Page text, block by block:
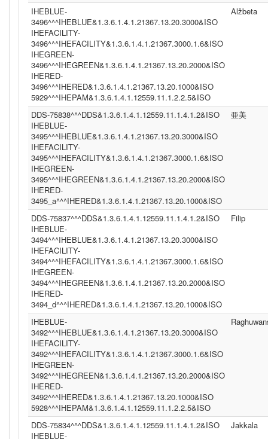
IHEBLUE-
3496^^^IHEBLUE&1.3.6.1.4.1.21367.13.20.3000&ISO
IHEFACILITY-
3496^^^IHEFACILITY&1.3.6.1.4.1.21367.3000.1.6&ISO
IHEGREEN-
3496^^^IHEGREEN&1.3.6.1.4.1.21367.13.20.2000&ISO
IHERED-
3496^^^IHERED&1.3.6.1.4.1.21367.13.20.1000&ISO
5929^^^IHEPAM&1.3.6.1.4.1.12559.11.1.2.2.5&ISO
Alžbeta
DDS-75838^^^DDS&1.3.6.1.4.1.12559.11.1.4.1.2&ISO
IHEBLUE-
3495^^^IHEBLUE&1.3.6.1.4.1.21367.13.20.3000&ISO
IHEFACILITY-
3495^^^IHEFACILITY&1.3.6.1.4.1.21367.3000.1.6&ISO
IHEGREEN-
3495^^^IHEGREEN&1.3.6.1.4.1.21367.13.20.2000&ISO
IHERED-
3495_a^^^IHERED&1.3.6.1.4.1.21367.13.20.1000&ISO
亜美
DDS-75837^^^DDS&1.3.6.1.4.1.12559.11.1.4.1.2&ISO
IHEBLUE-
3494^^^IHEBLUE&1.3.6.1.4.1.21367.13.20.3000&ISO
IHEFACILITY-
3494^^^IHEFACILITY&1.3.6.1.4.1.21367.3000.1.6&ISO
IHEGREEN-
3494^^^IHEGREEN&1.3.6.1.4.1.21367.13.20.2000&ISO
IHERED-
3494_d^^^IHERED&1.3.6.1.4.1.21367.13.20.1000&ISO
Filip
IHEBLUE-
3492^^^IHEBLUE&1.3.6.1.4.1.21367.13.20.3000&ISO
IHEFACILITY-
3492^^^IHEFACILITY&1.3.6.1.4.1.21367.3000.1.6&ISO
IHEGREEN-
3492^^^IHEGREEN&1.3.6.1.4.1.21367.13.20.2000&ISO
IHERED-
3492^^^IHERED&1.3.6.1.4.1.21367.13.20.1000&ISO
5928^^^IHEPAM&1.3.6.1.4.1.12559.11.1.2.2.5&ISO
DDS-75834^^^DDS&1.3.6.1.4.1.12559.11.1.4.1.2&ISO
IHEBLUE-
Jakkala